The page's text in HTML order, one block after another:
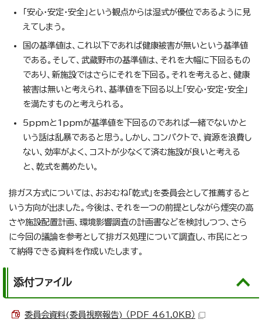
「安心・安定・安全」という観点からは湿式が優位であるように見
えてしまう。
国の基準値は、これ以下であれば健康被害が無いという基準値
である。そして、武蔵野市の基準値は、それを大幅に下回るもの
であり、新施設ではさらにそれを下回る。それを考えると、健康
被害は無いと考えられ、基準値を下回る以上「安心・安定・安全」
を満たすものと考えられる。
5ppmと1ppmが基準値を下回るのであれば一緒でないかと
いう話は乱暴であると思う。しかし、コンパクトで、資源を浪費し
ない、効率がよく、コストが少なくて済む施設が良いと考える
と、乾式を薦めたい。
排ガス方式については、おおむね「乾式」を委員会として推薦すると
いう方向が出ました。今後は、それを一つの前提としながら煙突の高
さや施設配置計画、環境影響調査の計画書などを検討しつつ、さら
に今回の議論を参考として排ガス処理について調査し、市民にとっ
て納得できる資料を作成いたします。
添付ファイル
委員会資料(委員視察報告) （PDF 461.0KB）